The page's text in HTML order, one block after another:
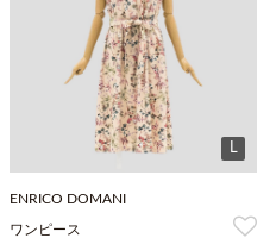
L
ENRICO DOMANI
ワンピース